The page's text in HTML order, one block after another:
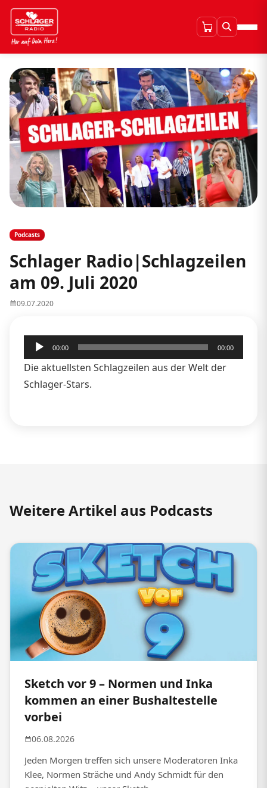
Podcasts
Schlager Radio|Schlagzeilen
am 09. Juli 2020
09.07.2020
Audio-
Player
00:00 00:00
Die aktuellsten Schlagzeilen aus der Welt der
Schlager-Stars.
Weitere Artikel aus Podcasts
Sketch vor 9 – Normen und Inka
kommen an einer Bushaltestelle
vorbei
06.08.2026
Jeden Morgen treffen sich unsere Moderatoren Inka
Klee, Normen Sträche und Andy Schmidt für den